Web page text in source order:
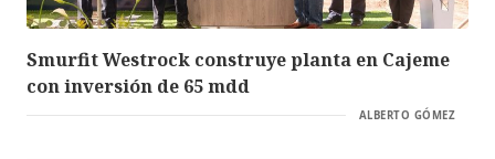
Smurfit Westrock construye planta en Cajeme
con inversión de 65 mdd
ALBERTO GÓMEZ